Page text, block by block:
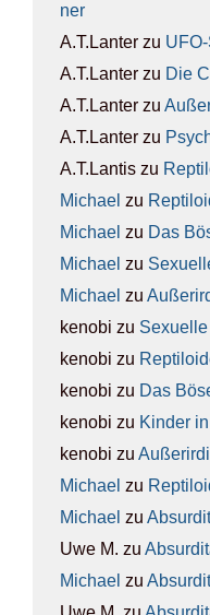
ner
A.T.Lanter zu
A.T.Lanter zu Die
A.T.Lanter zu
A.T.Lanter zu
A.T.Lantis zu
Michael zu
Michael zu Das
Michael zu
Michael zu
kenobi zu
kenobi zu
kenobi zu Das
kenobi zu Kin­der
kenobi zu
Michael zu
Michael zu
Uwe M. zu
Michael zu